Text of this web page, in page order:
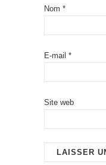
Nom *
E-mail *
Site web